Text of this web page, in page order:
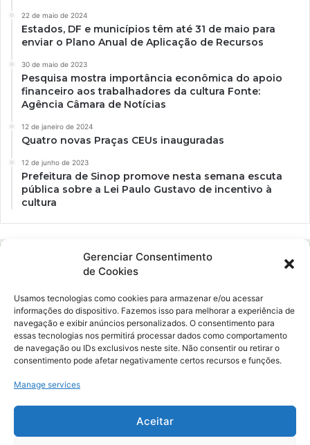
Gerenciar Consentimento
de Cookies
Usamos tecnologias como cookies para armazenar e/ou acessar
informações do dispositivo. Fazemos isso para melhorar a experiência de
navegação e exibir anúncios personalizados. O consentimento para
essas tecnologias nos permitirá processar dados como comportamento
de navegação ou IDs exclusivos neste site. Não consentir ou retirar o
consentimento pode afetar negativamente certos recursos e funções.
Manage services
Aceitar
22 de maio de 2024
Estados, DF e municípios têm até 31 de maio para
enviar o Plano Anual de Aplicação de Recursos
30 de maio de 2023
Pesquisa mostra importância econômica do apoio
financeiro aos trabalhadores da cultura Fonte:
Agência Câmara de Notícias
12 de janeiro de 2024
Quatro novas Praças CEUs inauguradas
12 de junho de 2023
Prefeitura de Sinop promove nesta semana escuta
pública sobre a Lei Paulo Gustavo de incentivo à
cultura
Ockara é uma plataforma multicultural e criativa. Nossa proposta é
oferecer o máximo de ferramentas para realizadores e
gerenciadores de espaços criativos e culturais.